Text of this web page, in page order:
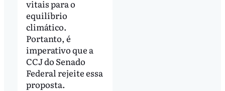
vitais para o
equilíbrio
climático.
Portanto, é
imperativo que a
CCJ do Senado
Federal rejeite essa
proposta.